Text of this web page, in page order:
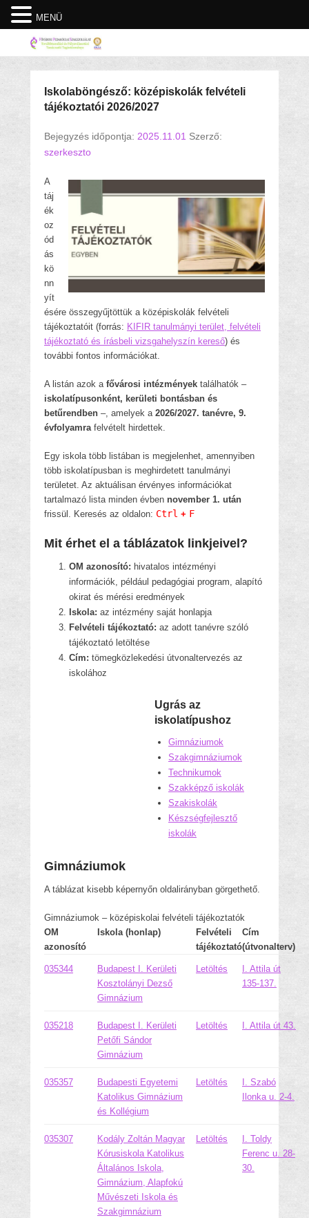
Iskolaböngésző: középiskolák felvételi
tájékoztatói 2026/2027
Bejegyzés időpontja: 2025.11.01 Szerző:
szerkeszto
A
táj
ék
oz
ód
ás
kö
nn
yít
ésére összegyűjtöttük a középiskolák felvételi
tájékoztatóit (forrás: KIFIR tanulmányi terület, felvételi
tájékoztató és írásbeli vizsgahelyszín kereső) és
további fontos információkat.
A listán azok a fővárosi intézmények találhatók –
iskolatípusonként, kerületi bontásban és
betűrendben –, amelyek a 2026/2027. tanévre, 9.
évfolyamrafelvételt hirdettek.
Egy iskola több listában is megjelenhet, amennyiben
több iskolatípusban is meghirdetett tanulmányi
területet. Az aktuálisan érvényes információkat
tartalmazó lista minden évben november 1. után
frissül. Keresés az oldalon: Ctrl + F
Mit érhet el a táblázatok linkjeivel?
OM azonosító: hivatalos intézményi
információk, például pedagógiai program, alapító
okirat és mérési eredmények
Iskola: az intézmény saját honlapja
Felvételi tájékoztató: az adott tanévre szóló
tájékoztató letöltése
Cím: tömegközlekedési útvonaltervezés az
iskolához
Ugrás az
iskolatípushoz
Gimnáziumok
Szakgimnáziumok
Technikumok
Szakképző iskolák
Szakiskolák
Készségfejlesztő
iskolák
Gimnáziumok
A táblázat kisebb képernyőn oldalirányban görgethető.
Gimnáziumok – középiskolai felvételi tájékoztatók
OM
azonosító
Iskola (honlap)
Felvételi
tájékoztató
Cím
(útvonalterv)
035344
Budapest I. Kerületi
Kosztolányi Dezső
Gimnázium
Letöltés
I. Attila út
135-137.
035218
Budapest I. Kerületi
Petőfi Sándor
Gimnázium
Letöltés I. Attila út 43.
035357
Budapesti Egyetemi
Katolikus Gimnázium
és Kollégium
Letöltés
I. Szabó
Ilonka u. 2-4.
035307
Kodály Zoltán Magyar
Kórusiskola Katolikus
Általános Iskola,
Gimnázium, Alapfokú
Művészeti Iskola és
Szakgimnázium
Letöltés
I. Toldy
Ferenc u. 28-
30.
MENÜ